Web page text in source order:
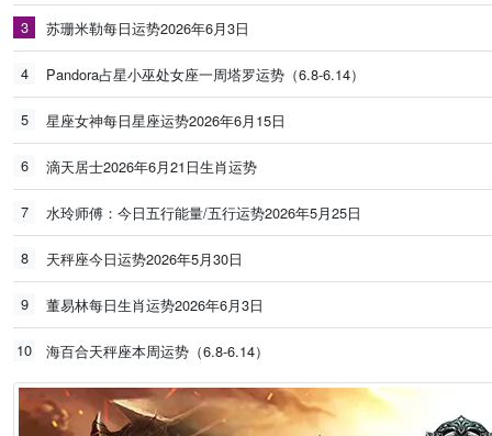
3 苏珊米勒每日运势2026年6月3日
4 Pandora占星小巫处女座一周塔罗运势（6.8-6.14）
5 星座女神每日星座运势2026年6月15日
6 滴天居士2026年6月21日生肖运势
7 水玲师傅：今日五行能量/五行运势2026年5月25日
8 天秤座今日运势2026年5月30日
9 董易林每日生肖运势2026年6月3日
10 海百合天秤座本周运势（6.8-6.14）